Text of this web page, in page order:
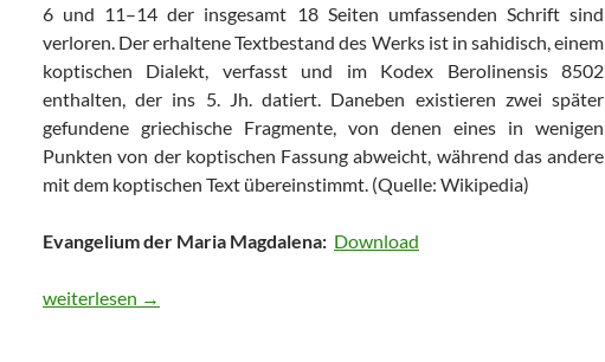
6 und 11–14 der insgesamt 18 Seiten umfassenden Schrift sind
verloren. Der erhaltene Textbestand des Werks ist in sahidisch, einem
koptischen Dialekt, verfasst und im Kodex Berolinensis 8502
enthalten, der ins 5. Jh. datiert. Daneben existieren zwei später
gefundene griechische Fragmente, von denen eines in wenigen
Punkten von der koptischen Fassung abweicht, während das andere
mit dem koptischen Text übereinstimmt. (Quelle: Wikipedia)
Evangelium der Maria Magdalena: Download
weiterlesen →